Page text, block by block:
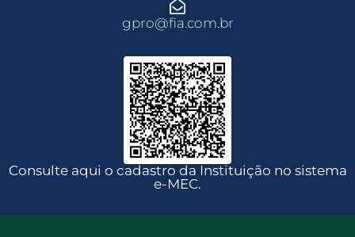
gpro@fia.com.br
Consulte aqui o cadastro da Instituição no sistema
e-MEC.